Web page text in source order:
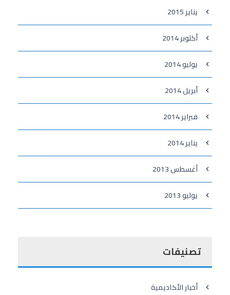
يناير 2015
أكتوبر 2014
يوليو 2014
أبريل 2014
فبراير 2014
يناير 2014
أغسطس 2013
يوليو 2013
تصنيفات
أخبار الأكاديمية